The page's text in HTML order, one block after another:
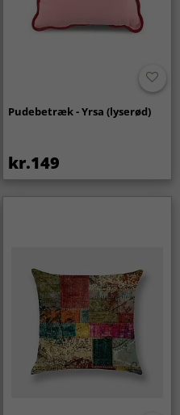
Pudebetræk - Yrsa (lyserød)
kr.149